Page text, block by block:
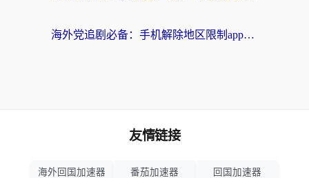
海外党追剧必备：手机解除地区限制app怎么选？解决央视视频&国内剧地区限制全指南
友情链接
海外回国加速器 番茄加速器 回国加速器